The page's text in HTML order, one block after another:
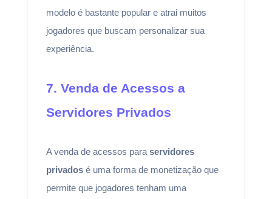
modelo é bastante popular e atrai muitos
jogadores que buscam personalizar sua
experiência.
7. Venda de Acessos a
Servidores Privados
A venda de acessos para servidores
privadosé uma forma de monetização que
permite que jogadores tenham uma